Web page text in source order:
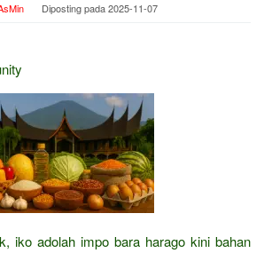
Diposting pada2025-11-07
iko adolah impo bara harago kini bahan